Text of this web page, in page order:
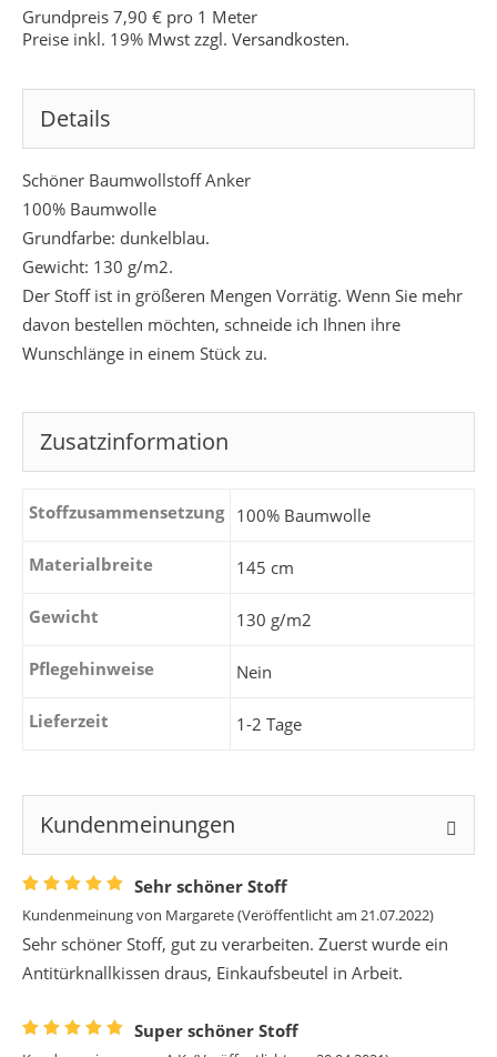
Grundpreis 7,90 € pro 1 Meter
Preise inkl. 19% Mwst zzgl. Versandkosten.
Details
Schöner Baumwollstoff Anker
100% Baumwolle
Grundfarbe: dunkelblau.
Gewicht: 130 g/m2.
Der Stoff ist in größeren Mengen Vorrätig. Wenn Sie mehr
davon bestellen möchten, schneide ich Ihnen ihre
Wunschlänge in einem Stück zu.
Zusatzinformation
Stoffzusammensetzung 100% Baumwolle
Materialbreite 145 cm
Gewicht 130 g/m2
Pflegehinweise Nein
Lieferzeit 1-2 Tage
Kundenmeinungen
Sehr schöner Stoff
Kundenmeinung von Margarete(Veröffentlicht am 21.07.2022)
Sehr schöner Stoff, gut zu verarbeiten. Zuerst wurde ein
Antitürknallkissen draus, Einkaufsbeutel in Arbeit.
Super schöner Stoff